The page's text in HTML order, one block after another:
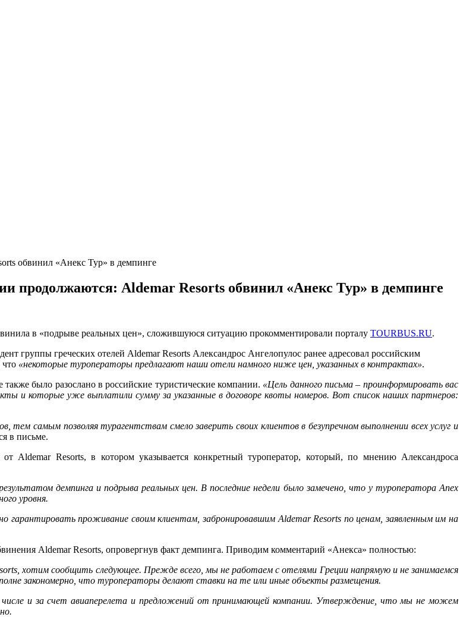
обвинил «Анекс Тур» в демпинге
продолжаются: Aldemar Resorts обвинил «Анекс Тур» в демпинге
в «подрыве реальных цен», сложившуюся ситуацию прокомментировали порталу TOURBUS.RU.
группы греческих отелей Aldemar Resorts Александрос Ангелопулос ранее адресовал российским
«некоторые туроператоры предлагают наши отели намного ниже цен, указанных в контрактах».
было разослано в российские туристические компании. «Цель данного письма– проинформировать вас
и которые уже выплатили сумму за указанные в договоре квоты номеров. Вот списокнаших партнеров:
самым позволяя турагентствам смело заверить своих клиентов в безупречном выполнении всех услуг и
в письме.
Resorts, в котором указывается конкретный туроператор, который, по мнению Александроса
демпинга и подрыва реальных цен. В последние недели было замечено, что у туроператора Anex
уровня.
проживание своим клиентам, забронировавшим Aldemar Resorts по ценам, заявленным им на
Aldemar Resorts, опровергнув факт демпинга. Приводим комментарий «Анекса» полностью:
хотим сообщить следующее. Прежде всего, мы не работаем с отелями Греции напрямую и не занимаемся
закономерно, что туроператоры делают ставки на те или иные объекты размещения.
и за счет авиаперелета и предложений от принимающей компании. Утверждение, что мы не можем